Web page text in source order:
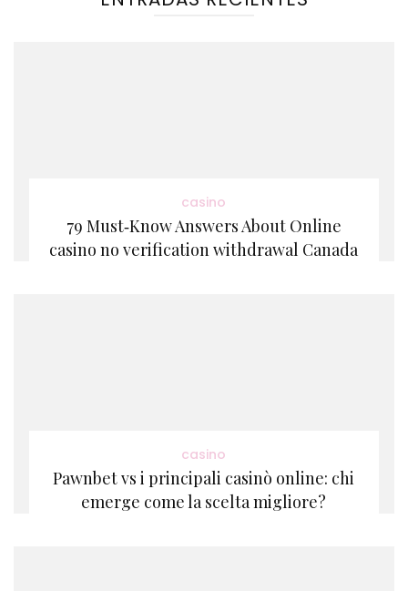
casino
79 Must‑Know Answers About Online
casino no verification withdrawal Canada
casino
Pawnbet vs i principali casinò online: chi
emerge come la scelta migliore?